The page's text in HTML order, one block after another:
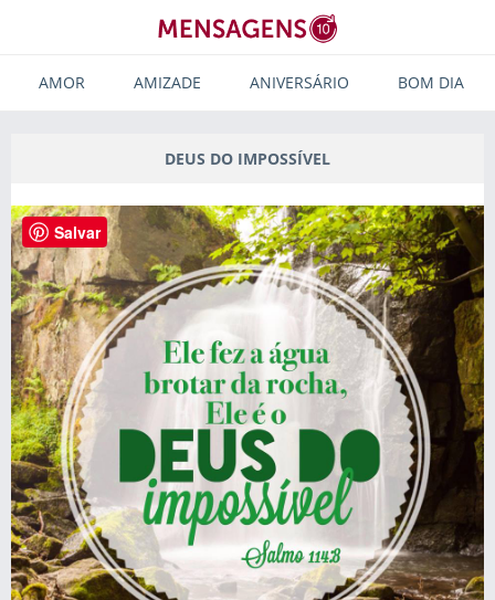
AMOR AMIZADE ANIVERSÁRIO BOM DIA
DEUS DO IMPOSSÍVEL
Salvar